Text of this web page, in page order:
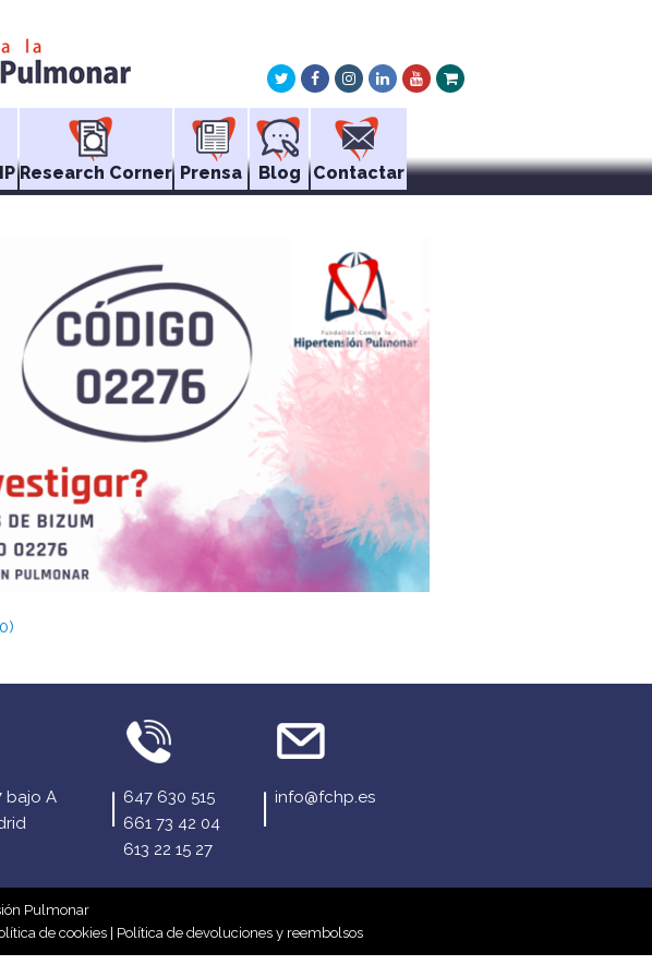
TwitterFacebookInstagram
LinkedInYoutube
Xing
Research Corner Prensa Blog Contactar
bajo A
647 630 515
661 73 42 04
613 22 15 27
info@fchp.es
Pulmonar
de cookies Política de devoluciones y reembolsos